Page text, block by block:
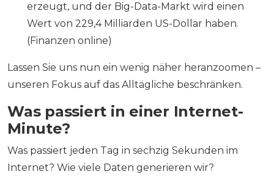
erzeugt, und der Big-Data-Markt wird einen
Wert von 229,4 Milliarden US-Dollar haben.
(Finanzen online)
Lassen Sie uns nun ein wenig näher heranzoomen –
unseren Fokus auf das Alltägliche beschränken.
Was passiert in einer Internet-
Minute?
Was passiert jeden Tag in sechzig Sekunden im
Internet? Wie viele Daten generieren wir?